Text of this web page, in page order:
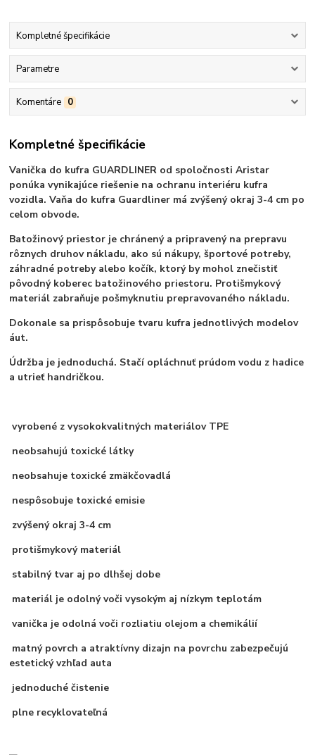
Kompletné špecifikácie
Parametre
Komentáre 0
Kompletné špecifikácie
Vanička do kufra GUARDLINER od spoločnosti Aristar
ponúka vynikajúce riešenie na ochranu interiéru kufra
vozidla. Vaňa do kufra Guardliner má zvýšený okraj 3-4 cm po
celom obvode.
Batožinový priestor je chránený a pripravený na prepravu
rôznych druhov nákladu, ako sú nákupy, športové potreby,
záhradné potreby alebo kočík, ktorý by mohol znečistiť
pôvodný koberec batožinového priestoru. Protišmykový
materiál zabraňuje pošmyknutiu prepravovaného nákladu.
Dokonale sa prispôsobuje tvaru kufra jednotlivých modelov
áut.
Údržba je jednoduchá. Stačí opláchnuť prúdom vodu z hadice
a utrieť handričkou.
vyrobené z vysokokvalitných materiálov TPE
neobsahujú toxické látky
neobsahuje toxické zmäkčovadlá
nespôsobuje toxické emisie
zvýšený okraj 3-4 cm
protišmykový materiál
stabilný tvar aj po dlhšej dobe
materiál je odolný voči vysokým aj nízkym teplotám
vanička je odolná voči rozliatiu olejom a chemikálií
matný povrch a atraktívny dizajn na povrchu zabezpečujú
estetický vzhľad auta
jednoduché čistenie
plne recyklovateľná